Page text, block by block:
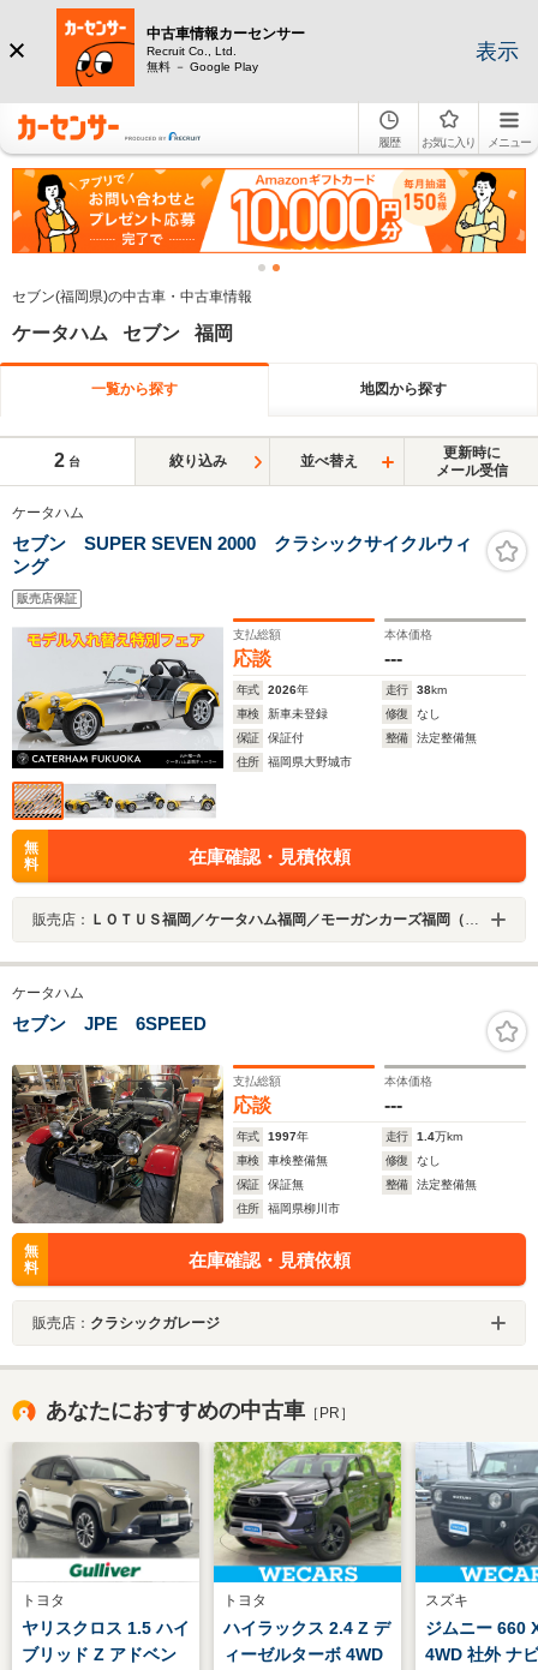
中古車情報カーセンサー
Recruit Co., Ltd.
無料 － Google Play
表示
履歴 お気に入り メニュー
セブン(福岡県)の中古車・中古車情報
ケータハム セブン 福岡
一覧から探す 地図から探す
2 台 絞り込み 並べ替え
更新時に
メール受信
ケータハム
セブン SUPER SEVEN 2000 クラシックサイクルウィ
ング
販売店保証
支払総額
応談
本体価格
---
年式 2026年 走行 38km
車検
新車未登録 修復
なし
保証
保証付 整備
法定整備無
住所
福岡県大野城市
無
料
在庫確認・見積依頼
販売店： ＬＯＴＵＳ福岡／ケータハム福岡／モーガンカーズ福岡（株）ＵＫＳＰＯＲＴＳＣＡＲＳ
ケータハム
セブン JPE 6SPEED
支払総額
応談
本体価格
---
年式 1997年 走行 1.4万km
車検
車検整備無 修復
なし
保証
保証無 整備
法定整備無
住所
福岡県柳川市
無
料
在庫確認・見積依頼
販売店： クラシックガレージ
あなたにおすすめの中古車 ［PR］
トヨタ
ヤリスクロス 1.5 ハイ
ブリッド Z アドベン
トヨタ
ハイラックス 2.4 Z デ
ィーゼルターボ 4WD
スズキ
ジムニー 660
4WD 社外 ナ